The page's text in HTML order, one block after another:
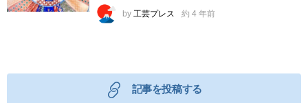
by 工芸プレス 約 4 年前
記事を投稿する